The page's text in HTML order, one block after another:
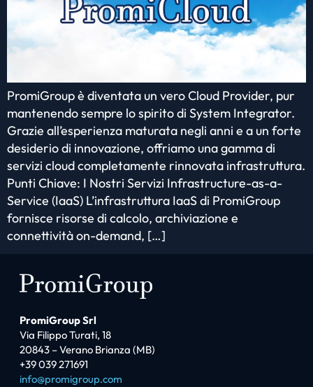
PromiGroup è diventata un vero Cloud Provider, pur
mantenendo sempre lo spirito di System Integrator.
Grazie all’esperienza maturata negli anni e a un forte
desiderio di innovazione, offriamo una gamma di
servizi cloud completamente rinnovata infrastruttura.
Punti Chiave: I Nostri Servizi Infrastructure-as-a-
Service (IaaS) L’infrastruttura IaaS di PromiGroup
fornisce risorse di calcolo, archiviazione e
connettività on-demand, […]
PromiGroup Srl
Via Filippo Turati, 18
20843 – Verano Brianza (MB)
+39 039 271691
info@promigroup.com